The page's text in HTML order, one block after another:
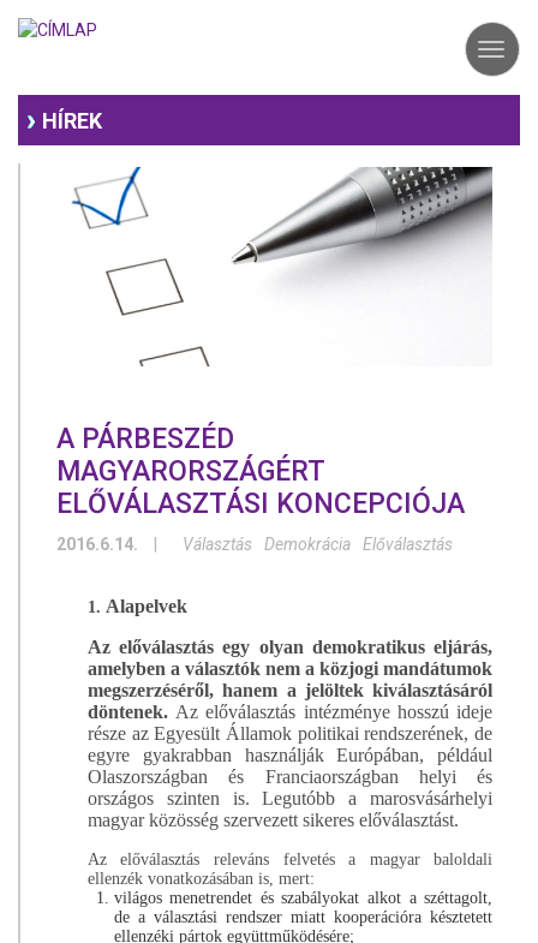
HÍREK
A PÁRBESZÉD
MAGYARORSZÁGÉRT
ELŐVÁLASZTÁSI KONCEPCIÓJA
2016.6.14. Választás Demokrácia Előválasztás
1. Alapelvek
Az előválasztás egy olyan demokratikus eljárás,
amelyben a választók nem a közjogi mandátumok
megszerzéséről, hanem a jelöltek kiválasztásáról
döntenek.Az előválasztás intézménye hosszú ideje
része az Egyesült Államok politikai rendszerének, de
egyre gyakrabban használják Európában, például
Olaszországban és Franciaországban helyi és
országos szinten is. Legutóbb a marosvásárhelyi
magyar közösség szervezett sikeres előválasztást.
Az előválasztás releváns felvetés a magyar baloldali
ellenzék vonatkozásában is, mert:
világos menetrendet és szabályokat alkot a széttagolt,
de a választási rendszer miatt kooperációra késztetett
ellenzéki pártok együttműködésére;